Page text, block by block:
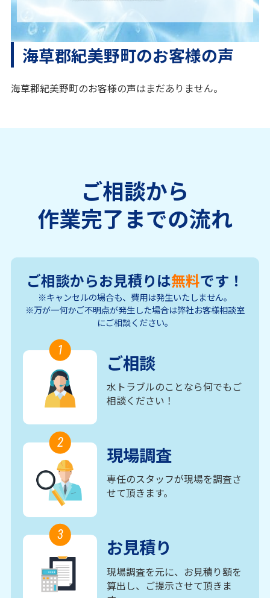
海草郡紀美野町のお客様の声
海草郡紀美野町のお客様の声はまだありません。
ご相談から
作業完了までの流れ
ご相談からお見積りは無料です！
※キャンセルの場合も、費用は発生いたしません。
※万が一何かご不明点が発生した場合は弊社お客様相談室
にご相談ください。
1
ご相談
水トラブルのことなら何でもご
相談ください！
2
現場調査
専任のスタッフが現場を調査さ
せて頂きます。
3
お見積り
現場調査を元に、お見積り額を
算出し、ご提示させて頂きま